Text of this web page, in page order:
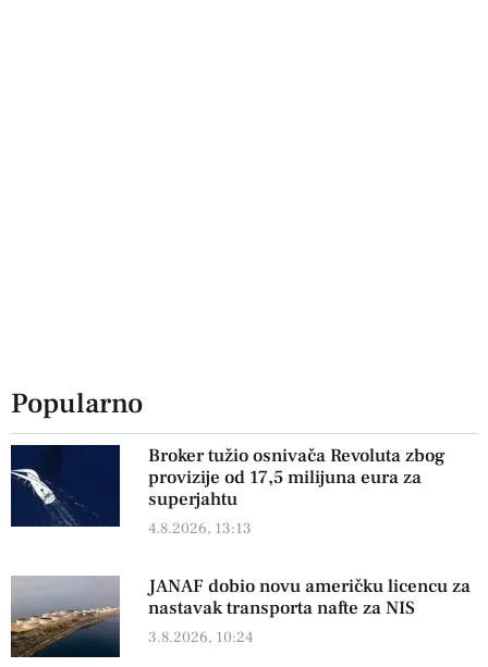
Popularno
Broker tužio osnivača Revoluta zbog
provizije od 17,5 milijuna eura za
superjahtu
4.8.2026, 13:13
JANAF dobio novu američku licencu za
nastavak transporta nafte za NIS
3.8.2026, 10:24